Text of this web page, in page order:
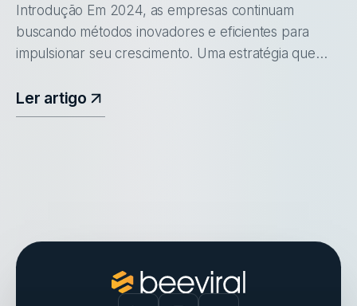
Introdução Em 2024, as empresas continuam
buscando métodos inovadores e eficientes para
impulsionar seu crescimento. Uma estratégia que
Member" (MGM), conhecido também como "Indiqu
Ler artigo